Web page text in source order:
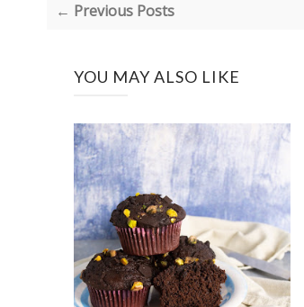
← Previous Posts
YOU MAY ALSO LIKE